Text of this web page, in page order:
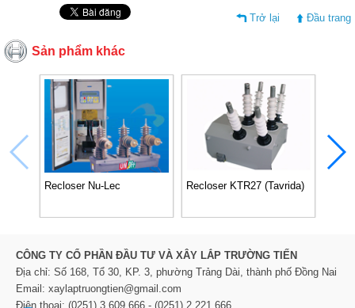
Trở lại Đầu trang
Sản phẩm khác
Recloser Nu-Lec Recloser KTR27 (Tavrida)
CÔNG TY CỔ PHẦN ĐẦU TƯ VÀ XÂY LẮP TRƯỜNG TIẾN
Địa chỉ: Số 168, Tổ 30, KP. 3, phường Trảng Dài, thành phố Đồng Nai
Email: xaylaptruongtien@gmail.com
Điện thoại: (0251) 3.609.666 - (0251) 2.221.666